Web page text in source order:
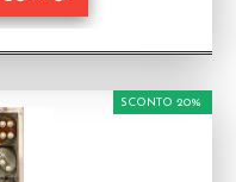
SCONTO 20%